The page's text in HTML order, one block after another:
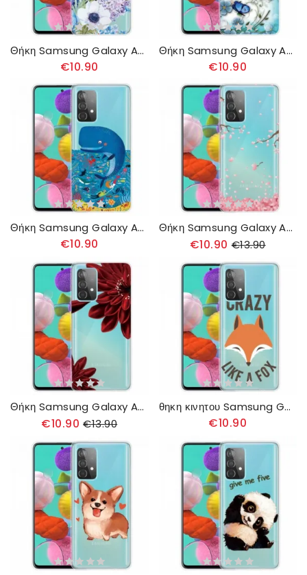
Θήκη Samsung Galaxy A32 4G Ακουαρέλα Μπλε Λουλούδια
€10.90
Θήκη Samsung Galaxy A32 4G Ρετρό Πεταλούδες Και Λουλούδια
€10.90
Θήκη Samsung Galaxy A32 4G Θαλάσσιος Κόσμος
€10.90
Θήκη Samsung Galaxy A32 4G Ανθισμένα Κλαδιά
€10.90 €13.90
Θήκη Samsung Galaxy A32 4G Αγριολούλουδα
€10.90 €13.90
θηκη κινητου Samsung Galaxy A32 4G Αλεπού / Τρελός Σαν Αλεπού
€10.90